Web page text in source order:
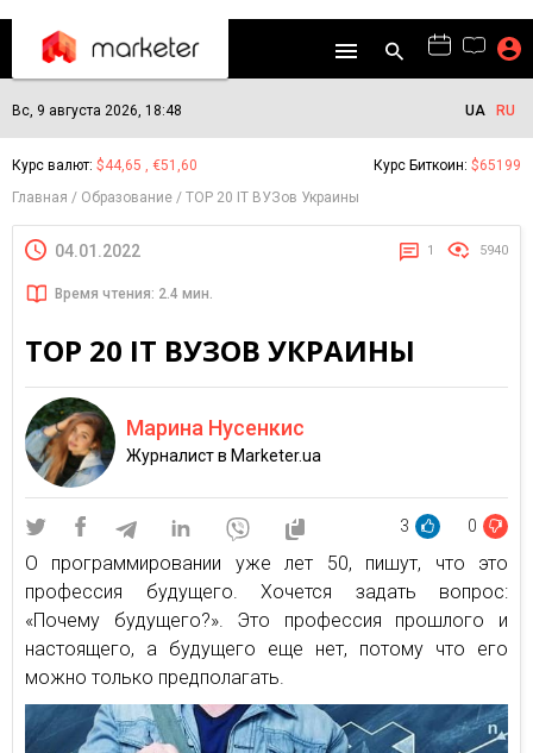
Вс, 9 августа 2026, 18:48 UA RU
Курс валют: $44,65 , €51,60 Курс Биткоин: $65199
Главная
Образование ТОР 20 IT ВУЗов Украины
04.01.2022 1 5940
Время чтения: 2.4 мин.
ТОР 20 IT ВУЗОВ УКРАИНЫ
Марина Нусенкис
Журналист в Marketer.ua
3 0
О программировании уже лет 50, пишут, что это
профессия будущего. Хочется задать вопрос:
«Почему будущего?». Это профессия прошлого и
настоящего, а будущего еще нет, потому что его
можно только предполагать.